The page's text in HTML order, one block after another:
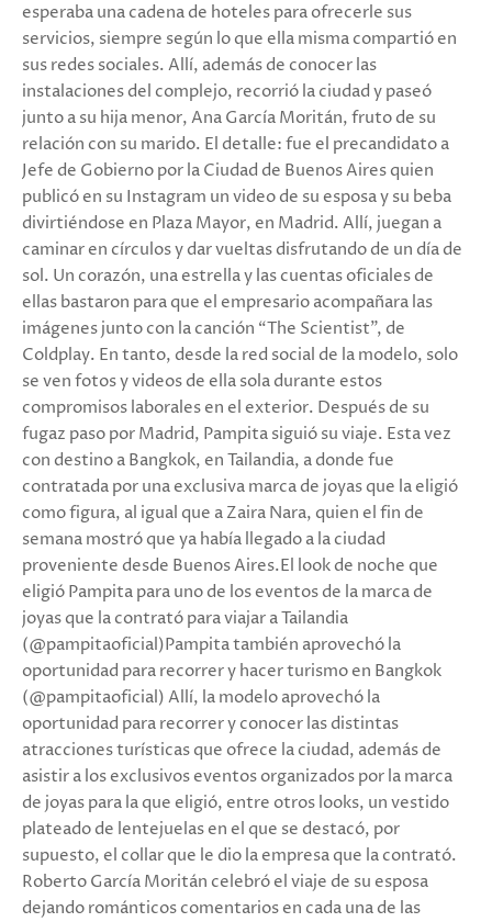
esperaba una cadena de hoteles para ofrecerle sus
servicios, siempre según lo que ella misma compartió en
sus redes sociales. Allí, además de conocer las
instalaciones del complejo, recorrió la ciudad y paseó
junto a su hija menor, Ana García Moritán, fruto de su
relación con su marido. El detalle: fue el precandidato a
Jefe de Gobierno por la Ciudad de Buenos Aires quien
publicó en su Instagram un video de su esposa y su beba
divirtiéndose en Plaza Mayor, en Madrid. Allí, juegan a
caminar en círculos y dar vueltas disfrutando de un día de
sol. Un corazón, una estrella y las cuentas oficiales de
ellas bastaron para que el empresario acompañara las
imágenes junto con la canción “The Scientist”, de
Coldplay. En tanto, desde la red social de la modelo, solo
se ven fotos y videos de ella sola durante estos
compromisos laborales en el exterior. Después de su
fugaz paso por Madrid, Pampita siguió su viaje. Esta vez
con destino a Bangkok, en Tailandia, a donde fue
contratada por una exclusiva marca de joyas que la eligió
como figura, al igual que a Zaira Nara, quien el fin de
semana mostró que ya había llegado a la ciudad
proveniente desde Buenos Aires.El look de noche que
eligió Pampita para uno de los eventos de la marca de
joyas que la contrató para viajar a Tailandia
(@pampitaoficial)Pampita también aprovechó la
oportunidad para recorrer y hacer turismo en Bangkok
(@pampitaoficial) Allí, la modelo aprovechó la
oportunidad para recorrer y conocer las distintas
atracciones turísticas que ofrece la ciudad, además de
asistir a los exclusivos eventos organizados por la marca
de joyas para la que eligió, entre otros looks, un vestido
plateado de lentejuelas en el que se destacó, por
supuesto, el collar que le dio la empresa que la contrató.
Roberto García Moritán celebró el viaje de su esposa
dejando románticos comentarios en cada una de las